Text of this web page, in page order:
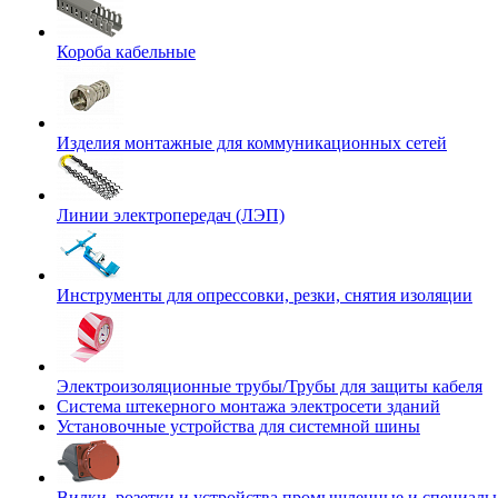
Короба кабельные
Изделия монтажные для коммуникационных сетей
Линии электропередач (ЛЭП)
Инструменты для опрессовки, резки, снятия изоляции
Электроизоляционные трубы/Трубы для защиты кабеля
Система штекерного монтажа электросети зданий
Установочные устройства для системной шины